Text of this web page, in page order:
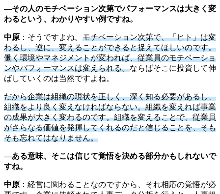
―その人のモチベーション次第でパフォーマンスは大きく変
わるという、わかりやすい例ですね。
中原 ：そうですよね。 モチベーション次第で、「ヒト」は変
わるし、逆に、変えることができると捉えてほしいのです。
働く環境やマネジメントが変われば、従業員のモチベーショ
ンやパフォーマンスは変えられる。ならばそこに投資して伸
ばしていくのは当然ですよね。
だから企業は組織の現状を正しく、深く知る必要があるし、
組織をより良く変えなければならない。組織を変えれば事業
の成果が大きく変わるのです。組織を変えることで、従業員
がさらなる価値を発揮してくれるのだと信じることを、そも
そも忘れてはなりません。
―ある意味、そこは信じて覚悟を決める部分かもしれないで
すね。
中原 ：経営に関わることなのですから、それ相応の覚悟が必